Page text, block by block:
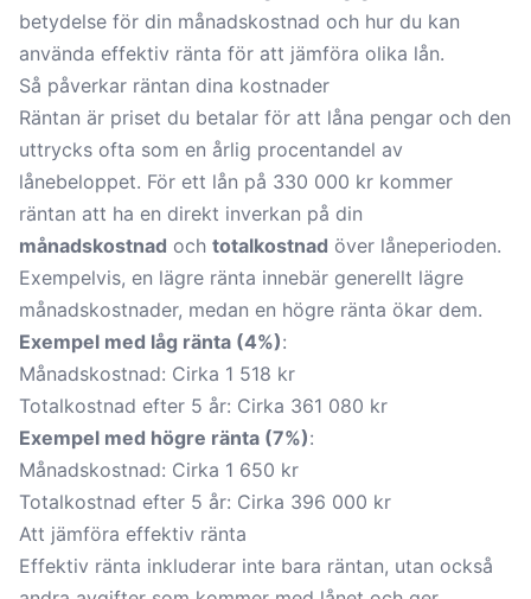
betydelse för din månadskostnad och hur du kan
använda effektiv ränta för att jämföra olika lån.
Så påverkar räntan dina kostnader
Räntan är priset du betalar för att låna pengar och den
uttrycks ofta som en årlig procentandel av
lånebeloppet. För ett lån på 330 000 kr kommer
räntan att ha en direkt inverkan på din
månadskostnad och totalkostnad över låneperioden.
Exempelvis, en lägre ränta innebär generellt lägre
månadskostnader, medan en högre ränta ökar dem.
Exempel med låg ränta (4%):
Månadskostnad: Cirka 1 518 kr
Totalkostnad efter 5 år: Cirka 361 080 kr
Exempel med högre ränta (7%):
Månadskostnad: Cirka 1 650 kr
Totalkostnad efter 5 år: Cirka 396 000 kr
Att jämföra effektiv ränta
Effektiv ränta inkluderar inte bara räntan, utan också